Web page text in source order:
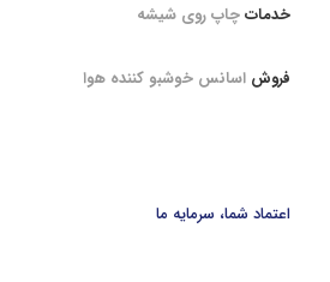
خدماتچاپ روی شیشه
فروش اسانس خوشبو کننده هوا
اعتماد شما، سرمایه ما